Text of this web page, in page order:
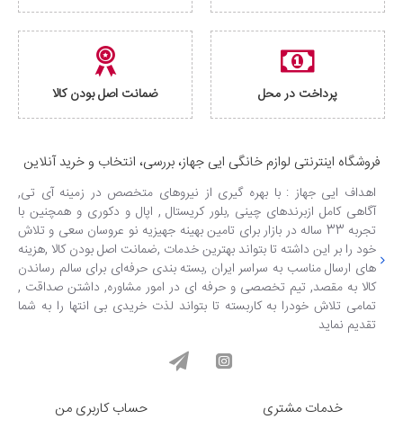
پرداخت در محل ضمانت اصل بودن کالا
فروشگاه اینترنتی لوازم خانگی ایی جهاز، بررسی، انتخاب و خرید آنلاین
اهداف ایی جهاز : با بهره گیری از نیروهای متخصص در زمینه آی تی,
آگاهی کامل ازبرندهای چینی ,بلور کریستال , اپال و دکوری و همچنین با
تجربه 33 ساله در بازار برای تامین بهینه جهیزیه نو عروسان سعی و تلاش
خود را بر این داشته تا بتواند بهترین خدمات ,ضمانت اصل بودن کالا ,هزینه
های ارسال مناسب به سراسر ایران ,بسته بندی حرفه‌ای برای سالم رساندن
کالا به مقصد, تیم تخصصی و حرفه ای در امور مشاوره, داشتن صداقت ,
تمامی تلاش خودرا به کاربسته تا بتواند لذت خریدی بی انتها را به شما
تقدیم نماید
خدمات مشتری حساب کاربری من